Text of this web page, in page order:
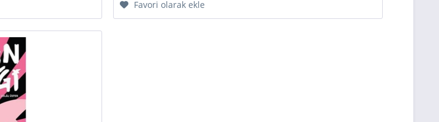
Favori olarak ekle